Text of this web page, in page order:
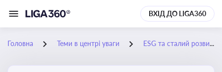
ВХІД ДО LIGA360
Головна Теми в центрі уваги ESG та сталий розвиток